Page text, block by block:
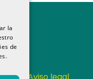
Aviso legal
la
de